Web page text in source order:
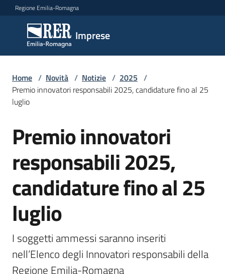
Vai al contenuto
Vai alla navigazione
Vai al footer
Regione Emilia-Romagna
Imprese
Imprese
Argomenti
Servizi
Leggi
Atti
Bandi
Piani
Programmi
Home / Novità / Notizie / 2025 /
Premio innovatori responsabili 2025, candidature fino al 25
luglio
Salta al contenuto
Premio innovatori
responsabili 2025,
candidature fino al 25
luglio
I soggetti ammessi saranno inseriti
nell’Elenco degli Innovatori responsabili della
Regione Emilia-Romagna